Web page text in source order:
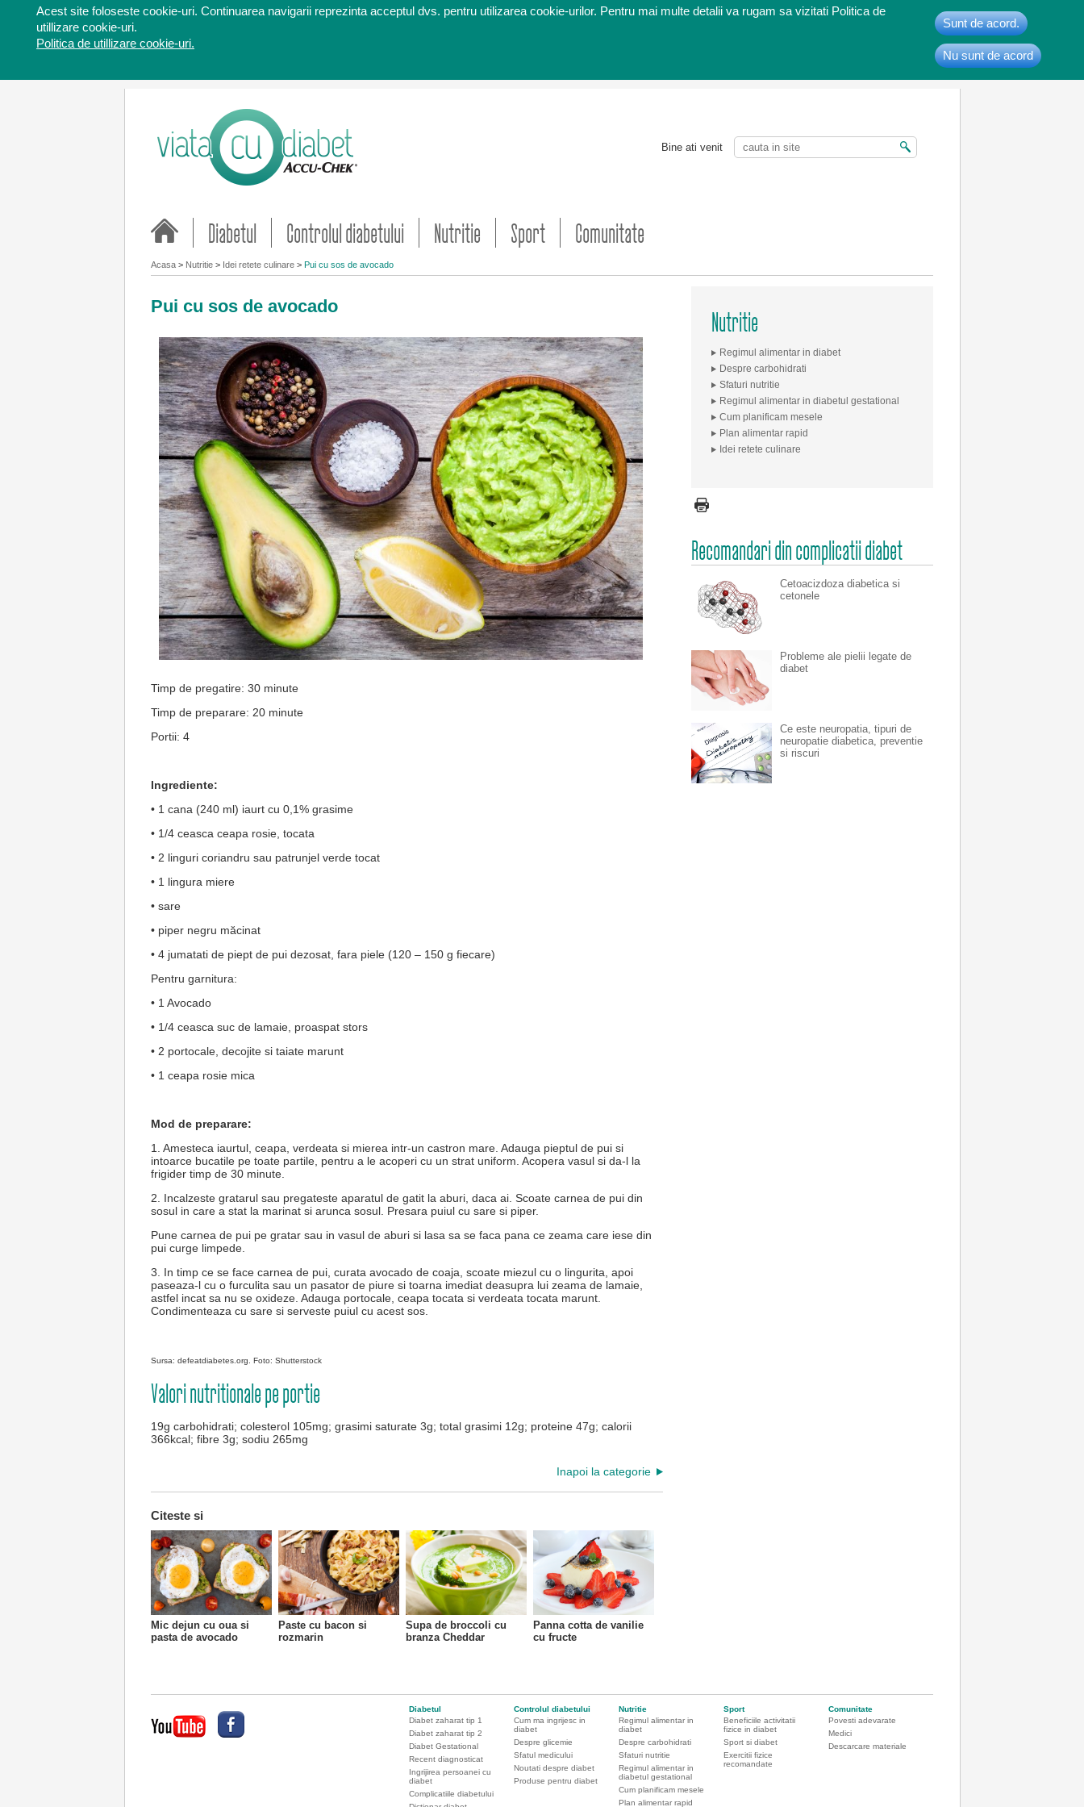
Acest site foloseste cookie-uri. Continuarea navigarii reprezinta acceptul dvs. pentru utilizarea cookie-urilor. Pentru mai multe detalii va rugam sa vizitati Politica de
utillizare cookie-uri.
Politica de utillizare cookie-uri.
Sunt de acord.
Nu sunt de acord
Bine ati venit
Diabetul Controlul diabetului Nutritie Sport Comunitate
Acasa > Nutritie > Idei retete culinare > Pui cu sos de avocado
Pui cu sos de avocado
Timp de pregatire: 30 minute
Timp de preparare: 20 minute
Portii: 4
Ingrediente:
• 1 cana (240 ml) iaurt cu 0,1% grasime
• 1/4 ceasca ceapa rosie, tocata
• 2 linguri coriandru sau patrunjel verde tocat
• 1 lingura miere
• sare
• piper negru măcinat
• 4 jumatati de piept de pui dezosat, fara piele (120 – 150 g fiecare)
Pentru garnitura:
• 1 Avocado
• 1/4 ceasca suc de lamaie, proaspat stors
• 2 portocale, decojite si taiate marunt
• 1 ceapa rosie mica
Mod de preparare:
1. Amesteca iaurtul, ceapa, verdeata si mierea intr-un castron mare. Adauga pieptul de pui si
intoarce bucatile pe toate partile, pentru a le acoperi cu un strat uniform. Acopera vasul si da-l la
frigider timp de 30 minute.
2. Incalzeste gratarul sau pregateste aparatul de gatit la aburi, daca ai. Scoate carnea de pui din
sosul in care a stat la marinat si arunca sosul. Presara puiul cu sare si piper.
Pune carnea de pui pe gratar sau in vasul de aburi si lasa sa se faca pana ce zeama care iese din
pui curge limpede.
3. In timp ce se face carnea de pui, curata avocado de coaja, scoate miezul cu o lingurita, apoi
paseaza-l cu o furculita sau un pasator de piure si toarna imediat deasupra lui zeama de lamaie,
astfel incat sa nu se oxideze. Adauga portocale, ceapa tocata si verdeata tocata marunt.
Condimenteaza cu sare si serveste puiul cu acest sos.
Sursa: defeatdiabetes.org. Foto: Shutterstock
Valori nutritionale pe portie
19g carbohidrati; colesterol 105mg; grasimi saturate 3g; total grasimi 12g; proteine 47g; calorii
366kcal; fibre 3g; sodiu 265mg
Inapoi la categorie
Citeste si
Mic dejun cu oua si
pasta de avocado
Paste cu bacon si
rozmarin
Supa de broccoli cu
branza Cheddar
Panna cotta de vanilie
cu fructe
Nutritie
Regimul alimentar in diabet
Despre carbohidrati
Sfaturi nutritie
Regimul alimentar in diabetul gestational
Cum planificam mesele
Plan alimentar rapid
Idei retete culinare
Recomandari din complicatii diabet
Cetoacizdoza diabetica si
cetonele
Probleme ale pielii legate de
diabet
Ce este neuropatia, tipuri de
neuropatie diabetica, preventie
si riscuri
Diabetul
Diabet zaharat tip 1
Diabet zaharat tip 2
Diabet Gestational
Recent diagnosticat
Ingrijirea persoanei cu
diabet
Complicatiile diabetului
Controlul diabetului
Cum ma ingrijesc in
diabet
Despre glicemie
Sfatul medicului
Noutati despre diabet
Produse pentru diabet
Nutritie
Regimul alimentar in
diabet
Despre carbohidrati
Sfaturi nutritie
Regimul alimentar in
diabetul gestational
Cum planificam mesele
Plan alimentar rapid
Sport
Beneficiile activitatii
fizice in diabet
Sport si diabet
Exercitii fizice
recomandate
Comunitate
Povesti adevarate
Medici
Descarcare materiale